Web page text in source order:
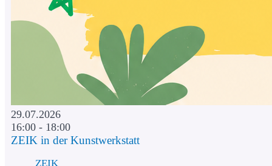
29.07.2026
16:00 - 18:00
ZEIK in der Kunstwerkstatt
ZEIK